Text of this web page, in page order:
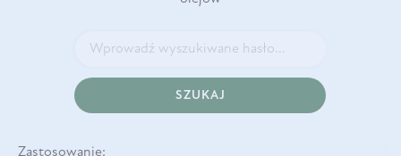
SZUKAJ
Zastosowanie: